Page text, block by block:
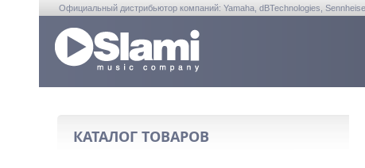
Официальный дистрибьютор компаний: Yamaha, dBTechnologies,
КАТАЛОГ ТОВАРОВ